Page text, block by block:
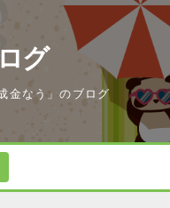
グ
金なう」のブログ